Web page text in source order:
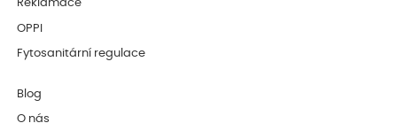
Reklamace
OPPI
Fytosanitární regulace
Blog
O nás